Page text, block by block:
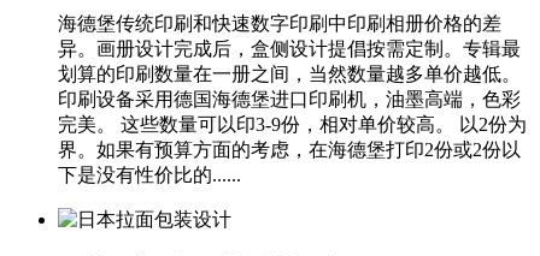
海德堡传统印刷和快速数字印刷中印刷相册价格的差
异。画册设计完成后，盒侧设计提倡按需定制。专辑最
划算的印刷数量在一册之间，当然数量越多单价越低。
印刷设备采用德国海德堡进口印刷机，油墨高端，色彩
完美。 这些数量可以印3-9份，相对单价较高。 以2份为
界。如果有预算方面的考虑，在海德堡打印2份或2份以
下是没有性价比的......